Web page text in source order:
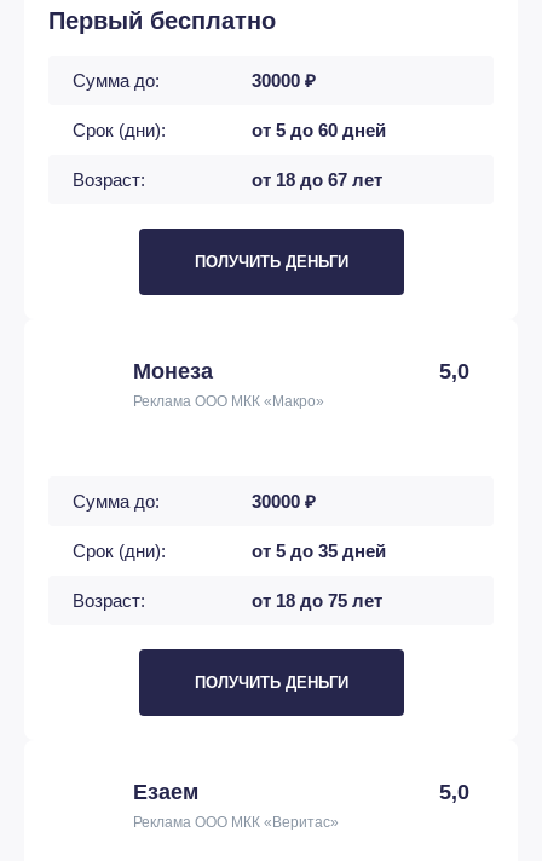
Первый бесплатно
Сумма до: 30000 ₽
Срок (дни): от 5 до 60 дней
Возраст: от 18 до 67 лет
ПОЛУЧИТЬ ДЕНЬГИ
Монеза 5,0
Реклама ООО МКК «Макро»
Сумма до: 30000 ₽
Срок (дни): от 5 до 35 дней
Возраст: от 18 до 75 лет
ПОЛУЧИТЬ ДЕНЬГИ
Езаем 5,0
Реклама ООО МКК «Веритас»